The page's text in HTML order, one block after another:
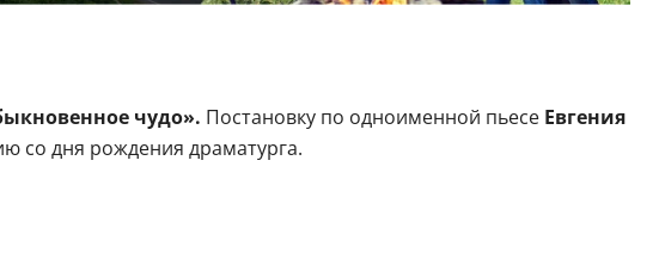
чудо». Постановку по одноименной пьесе Евгения
со дня рождения драматурга.